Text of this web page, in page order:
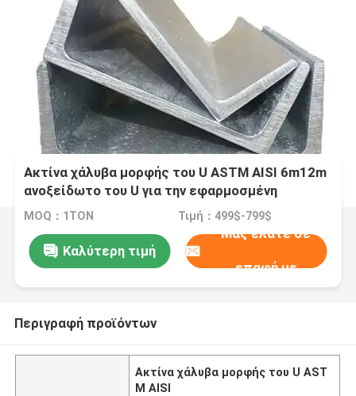
Ακτίνα χάλυβα μορφής του U ASTM AISI 6m12m
ανοξείδωτο του U για την εφαρμοσμένη
μηχανική
MOQ：1ΤΟΝ Τιμή：499$-799$
Καλύτερη τιμή
Μας ελάτε σε
επαφή με
Περιγραφή προϊόντων
Ακτίνα χάλυβα μορφής του U AST
M AISI